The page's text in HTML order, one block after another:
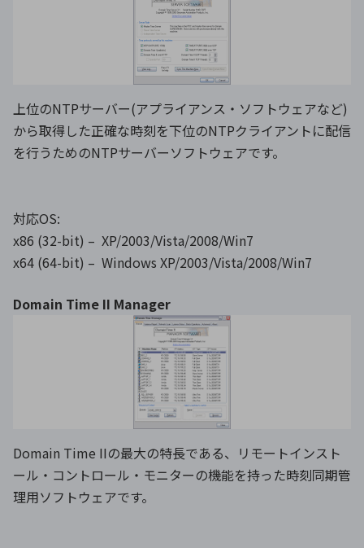
上位のNTPサーバー(アプライアンス・ソフトウェアなど)
から取得した正確な時刻を下位のNTPクライアントに配信
を行うためのNTPサーバーソフトウェアです。
対応OS:
x86 (32-bit) – XP/2003/Vista/2008/Win7
x64 (64-bit) – Windows XP/2003/Vista/2008/Win7
Domain Time II Manager
Domain Time IIの最大の特長である、リモートインスト
ール・コントロール・モニターの機能を持った時刻同期管
理用ソフトウェアです。